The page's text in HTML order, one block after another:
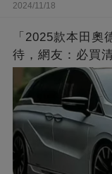
2024/11/18
「2025款本田
待，網友：必買